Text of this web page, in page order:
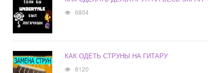
6804
КАК ОДЕТЬ СТРУНЫ НА ГИТАРУ
8120